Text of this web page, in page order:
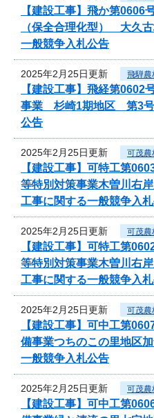
【建設工事】飛か第
（保全合理化型） 大久
一般競争入札公告
2025年2月25日更新 飛騨農
【建設工事】飛経第
事業 杉崎1期地区 第3号
公告
2025年2月25日更新 可茂農
【建設工事】可特工第
等特別対策事業木曽川右
工事に関する一般競争入
2025年2月25日更新 可茂農
【建設工事】可特工第
等特別対策事業木曽川右
工事に関する一般競争入
2025年2月25日更新 可茂農
【建設工事】可中工第
備事業つちのこの里地区
一般競争入札公告
2025年2月25日更新 可茂農
【建設工事】可中工第